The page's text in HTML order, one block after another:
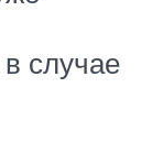
случае